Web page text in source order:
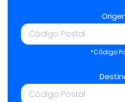
*Código